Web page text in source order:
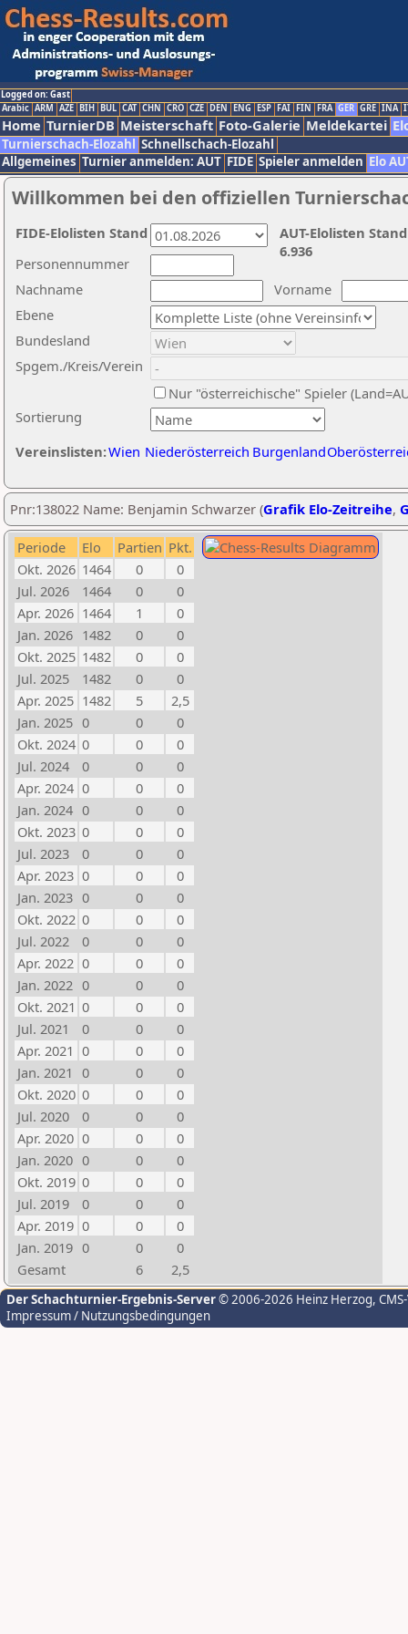
Logged on: Gast
Arabic ARM AZE BIH BUL CAT CHN CRO CZE DEN ENG ESP FAI FIN FRA GER GRE INA
Home TurnierDB Meisterschaft Foto-Galerie Meldekartei
Turnierschach-Elozahl Schnellschach-Elozahl
Allgemeines Turnier anmelden: AUT FIDE Spieler anmelden Elo
Willkommen bei den offiziellen
Nachname
Vorname
Ebene
Sortierung
Personennummer
Bundesland
Spgem./Kreis/Verein
Nur "österreichische" Spieler
Vereinslisten:Wien Niederösterreich Burgenland
AUT-Elolisten
6.936
FIDE-Elolisten Stand
Pnr:138022 Name: Benjamin Schwarzer (Grafik Elo-Zeitreihe,
Periode Elo Partien Pkt.
Okt. 2026 1464 0
0
Jul. 2026
1464 0
0
Apr. 2026 1464 1
0
Jan. 2026 1482 0
0
Okt. 2025 1482 0
0
Jul. 2025
1482 0
0
Apr. 2025 1482 5
2,5
Jan. 2025 0 0
0
Okt. 2024 0 0
0
Jul. 2024
0 0
0
Apr. 2024 0 0
0
Jan. 2024 0 0
0
Okt. 2023 0 0
0
Jul. 2023
0 0
0
Apr. 2023 0 0
0
Jan. 2023 0 0
0
Okt. 2022 0 0
0
Jul. 2022
0 0
0
Apr. 2022 0 0
0
Jan. 2022 0 0
0
Okt. 2021 0 0
0
Jul. 2021
0 0
0
Apr. 2021 0 0
0
Jan. 2021 0 0
0
Okt. 2020 0 0
0
Jul. 2020
0 0
0
Apr. 2020 0 0
0
Jan. 2020 0 0
0
Okt. 2019 0 0
0
Jul. 2019
0 0
0
Apr. 2019 0 0
0
Jan. 2019 0 0
0
Gesamt
6 2,5
Der Schachturnier-Ergebnis-Server© 2006-2026 Heinz Herzog,
Impressum / Nutzungsbedingungen